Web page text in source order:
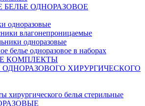
БЕЛЬЕ ОДНОРАЗОВОЕ
одноразовые
влагонепроницаемые
одноразовые
белье одноразовое в наборах
КОМПЛЕКТЫ
ХИРУРГИЧЕСКОГО
хирургического белья стерильные